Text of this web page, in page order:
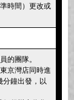
時間）更改或
的團隊。
京灣店同時進
分鐘出發，以